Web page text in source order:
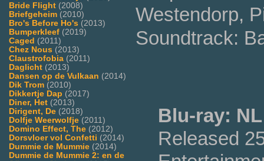
Bride Flight (2008)
Briefgeheim (2010)
Bro's Before Ho's (2013)
Bumperkleef (2019)
Caged (2011)
Chez Nous (2013)
Claustrofobia (2011)
Daglicht (2013)
Dansen op de Vulkaan (2014)
Dik Trom (2010)
Dikkertje Dap (2017)
Diner, Het (2013)
Dirigent, De (2018)
Dolfje Weerwolfje (2011)
Domino Effect, The (2012)
Dorsvloer vol Confetti (2014)
Dummie de Mummie (2014)
Dummie de Mummie 2: en de
Westendorp,
Soundtrack:
Blu-ray: NL
Released